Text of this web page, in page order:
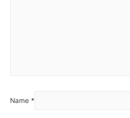
Name *